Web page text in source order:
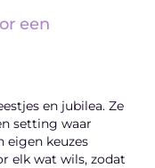
een
en jubilea. Ze
setting waar
eigen keuzes
elk wat wils, zodat